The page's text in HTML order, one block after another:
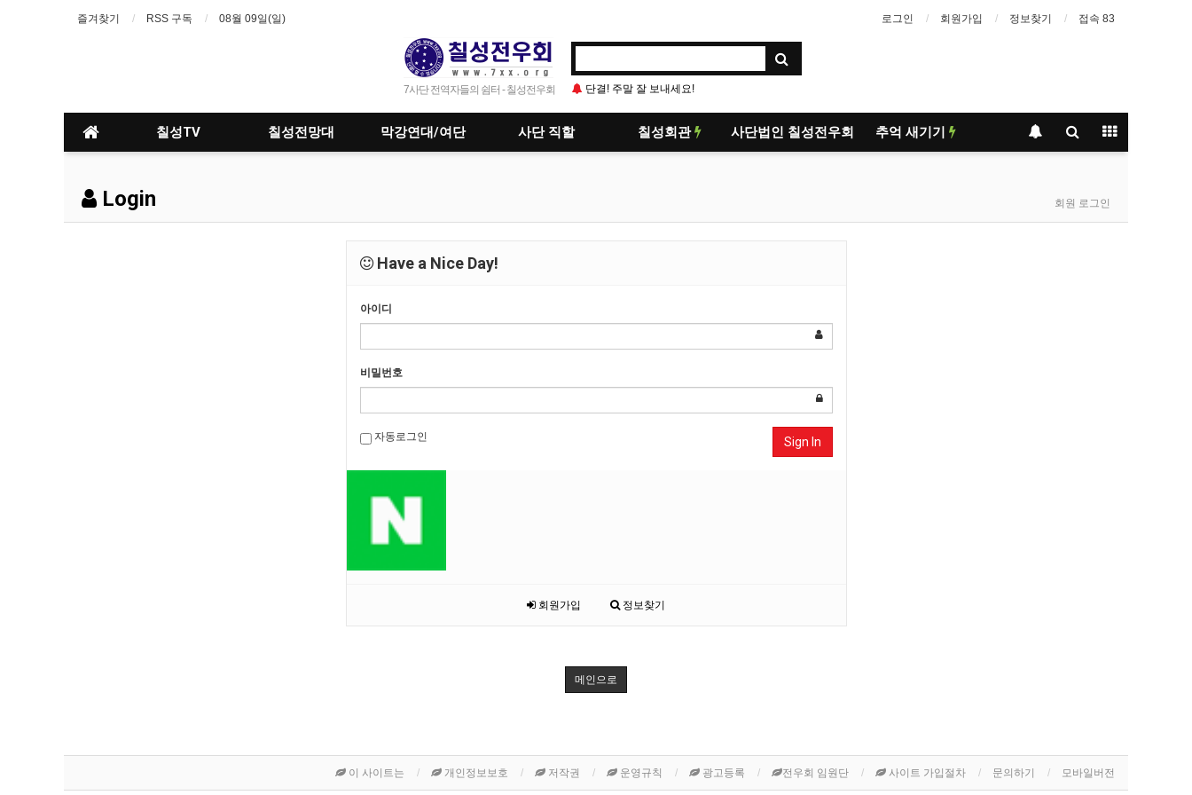
즐겨찾기 RSS 구독 08월 09일(일) 로그인 회원가입 정보찾기 접속 83
7사단 전역자들의 쉼터 - 칠성전우회
단결! 주말 잘 보내세요!
칠성TV 칠성전망대 막강연대/여단 사단 직할 칠성회관 사단법인 칠성전우회 추억 새기기
Login 회원 로그인
Have a Nice Day!
아이디
비밀번호
자동로그인 Sign In
회원가입 정보찾기
메인으로
이 사이트는 개인정보보호 저작권 운영규칙 광고등록 전우회 임원단 사이트 가입절차 문의하기 모바일버전